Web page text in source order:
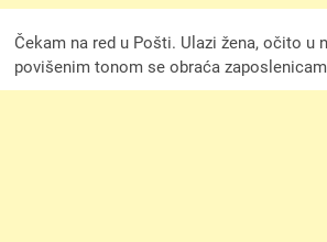
Čekam na red u Pošti. Ulazi žena, očito u
povišenim tonom se obraća